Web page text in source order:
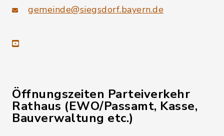
gemeinde@siegsdorf.bayern.de
youtube
Öffnungszeiten Parteiverkehr
Rathaus (EWO/Passamt, Kasse,
Bauverwaltung etc.)